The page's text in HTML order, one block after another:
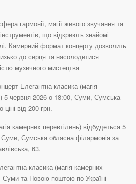
гармонії, магії живого звучання та
що відкриють знайомі
Камерний формат концерту дозволить
до серця та насолодитися
музичного мистецтва
Елегантна класика (магія
5 червня 2026 о 18:00, Суми, Сумська
від 200 грн.
камерних перевтілень) відбудеться 5
Сумська обласна філармонія за
63.
класика (магія камерних
Суми та Новою поштою по Україні